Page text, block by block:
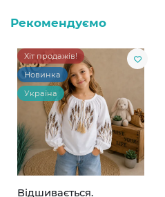
Рекомендуємо
Хіт продажів!
Новинка
Україна
Відшивається.